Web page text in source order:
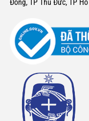
Đông, TP Thủ Đức, TP